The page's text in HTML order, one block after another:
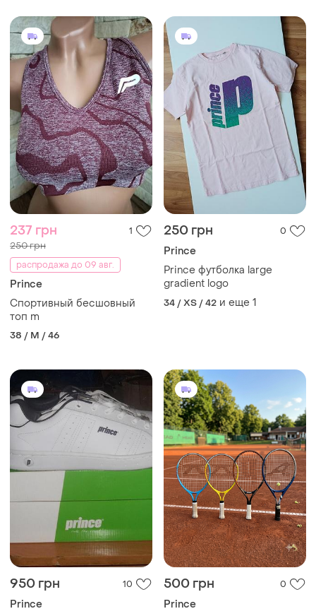
237 грн 1
250 грн
распродажа до 09 авг.
Prince
Спортивный бесшовный
топ m
38 / M / 46
250 грн 0
Prince
Prince футболка large
gradient logo
34 / XS / 42 и еще 1
950 грн 10
Prince
500 грн 0
Prince